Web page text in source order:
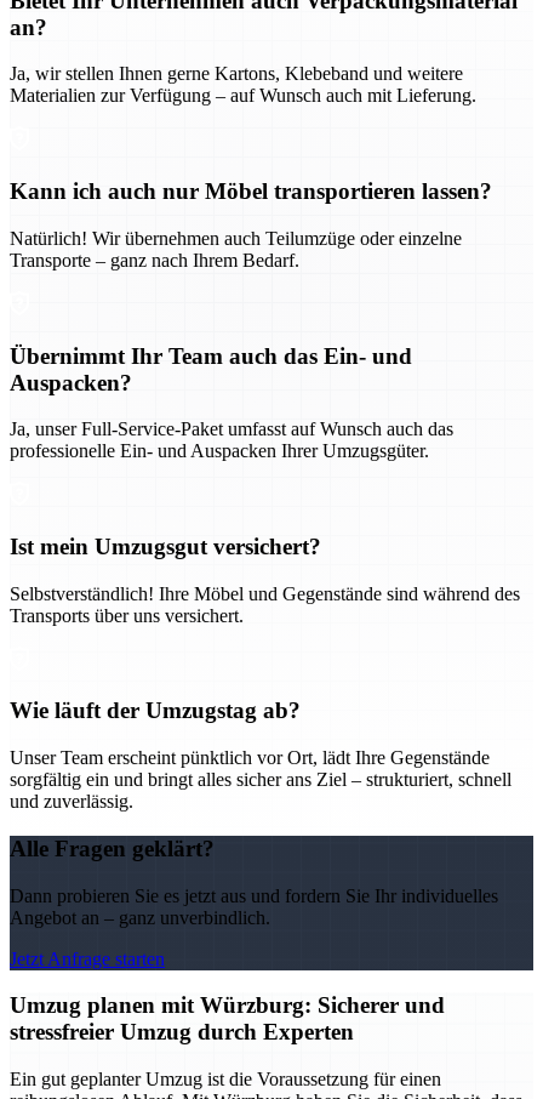
an?
Ja, wir stellen Ihnen gerne Kartons, Klebeband und weitere
Materialien zur Verfügung – auf Wunsch auch mit Lieferung.
Kann ich auch nur Möbel transportieren lassen?
Natürlich! Wir übernehmen auch Teilumzüge oder einzelne
Transporte – ganz nach Ihrem Bedarf.
Übernimmt Ihr Team auch das Ein- und
Auspacken?
Ja, unser Full-Service-Paket umfasst auf Wunsch auch das
professionelle Ein- und Auspacken Ihrer Umzugsgüter.
Ist mein Umzugsgut versichert?
Selbstverständlich! Ihre Möbel und Gegenstände sind während des
Transports über uns versichert.
Wie läuft der Umzugstag ab?
Unser Team erscheint pünktlich vor Ort, lädt Ihre Gegenstände
sorgfältig ein und bringt alles sicher ans Ziel – strukturiert, schnell
und zuverlässig.
Alle Fragen geklärt?
Dann probieren Sie es jetzt aus und fordern Sie Ihr individuelles
Angebot an – ganz unverbindlich.
Jetzt Anfrage starten
Umzug planen mit Würzburg: Sicherer und
stressfreier Umzug durch Experten
Ein gut geplanter Umzug ist die Voraussetzung für einen